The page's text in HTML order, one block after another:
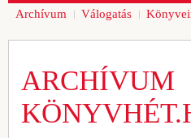
Archívum Válogatás
ARCHÍVUM